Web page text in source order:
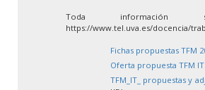
Toda
https://www.tel.uva.es/docencia/
Fichas propuestas TFM
Oferta propuesta TFM
TFM_IT_ propuestas y